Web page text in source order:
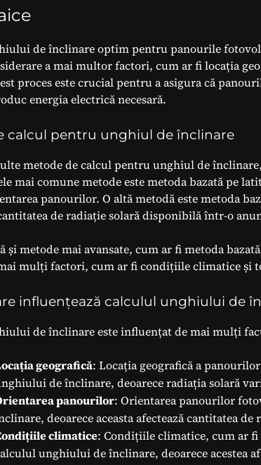
de înclinare optim pentru panourile
a mai multor factori, cum ar fi locația
proces este crucial pentru a asigura că
energia electrică necesară.
calcul pentru unghiul de înclinare
metode de calcul pentru unghiul de
mai comune metode este metoda bazată pe
panourilor. O altă metodă este metoda
de radiație solară disponibilă într-o
și metode mai avansate, cum ar fi metoda
mulți factori, cum ar fi condițiile climatice și
influențează calculul unghiului de
de înclinare este influențat de mai mulți
geografică: Locația geografică a
de înclinare, deoarece radiația solară
panourilor: Orientarea panourilor
deoarece aceasta afectează cantitatea
climatice: Condițiile climatice, cum ar
unghiului de înclinare, deoarece acestea